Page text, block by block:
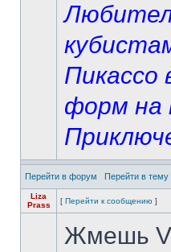
Пикассо
форм на
Перейти в форум Перейти в тему
Liza
Prass
[ Перейти к сообщению ]
Жмешь